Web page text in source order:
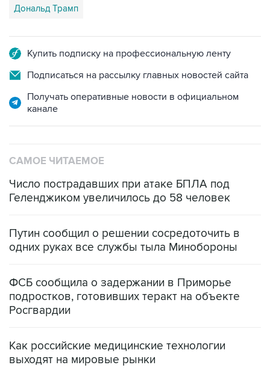
Дональд Трамп
Купить подписку на профессиональную ленту
Подписаться на рассылку главных новостей сайта
Получать оперативные новости в официальном
канале
САМОЕ ЧИТАЕМОЕ
Число пострадавших при атаке БПЛА под
Геленджиком увеличилось до 58 человек
Путин сообщил о решении сосредоточить в
одних руках все службы тыла Минобороны
ФСБ сообщила о задержании в Приморье
подростков, готовивших теракт на объекте
Росгвардии
Как российские медицинские технологии
выходят на мировые рынки